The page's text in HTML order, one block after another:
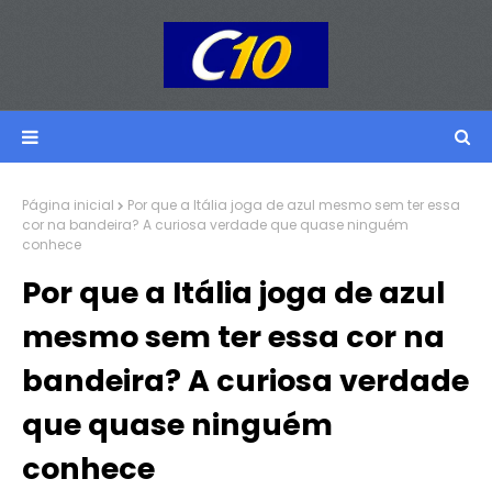
Página inicial
Por que a Itália joga de azul mesmo sem ter essa
cor na bandeira? A curiosa verdade que quase ninguém
conhece
Por que a Itália joga de azul
mesmo sem ter essa cor na
bandeira? A curiosa verdade
que quase ninguém
conhece